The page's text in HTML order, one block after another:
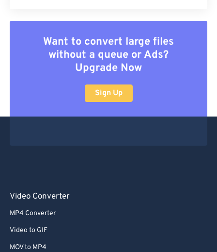
Want to convert large files
without a queue or Ads?
Upgrade Now
Sign Up
Video Converter
MP4 Converter
Video to GIF
MOV to MP4